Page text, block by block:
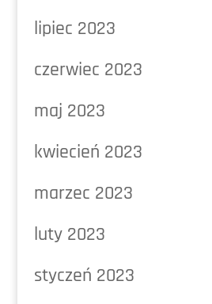
lipiec 2023
czerwiec 2023
maj 2023
kwiecień 2023
marzec 2023
luty 2023
styczeń 2023